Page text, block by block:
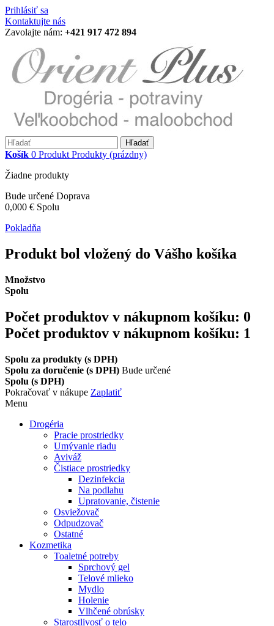
Prihlásiť sa
Kontaktujte nás
Zavolajte nám: +421 917 472 894
Hľadať
Košík 0 Produkt Produkty (prázdny)
Žiadne produkty
Bude určené Doprava
0,000 € Spolu
Pokladňa
Produkt bol vložený do Vášho košíka
Množstvo
Spolu
Počet produktov v nákupnom košíku: 0
Počet produktov v nákupnom košíku: 1
Spolu za produkty (s DPH)
Spolu za doručenie (s DPH) Bude určené
Spolu (s DPH)
Pokračovať v nákupe Zaplatiť
Menu
Drogéria
Pracie prostriedky
Umývanie riadu
Aviváž
Čistiace prostriedky
Dezinfekcia
Na podlahu
Upratovanie, čistenie
Osviežovač
Odpudzovač
Ostatné
Kozmetika
Toaletné potreby
Sprchový gel
Telové mlieko
Mydlo
Holenie
Vlhčené obrúsky
Starostlivosť o telo